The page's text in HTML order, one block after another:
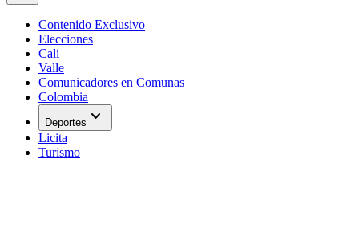
Contenido Exclusivo
Elecciones
Cali
Valle
Comunicadores en Comunas
Colombia
Deportes expand_more
Licita
Turismo